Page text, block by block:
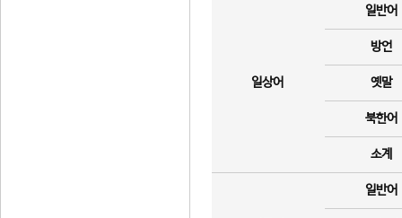
일상어
일반어
방언
옛말
북한어
소계
일반어